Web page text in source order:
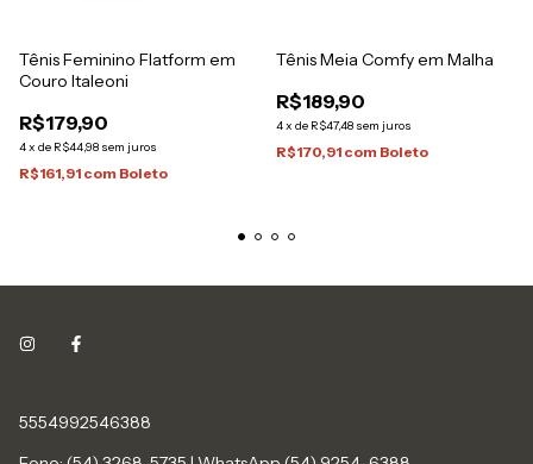
Tênis Feminino Flatform em
Couro Italeoni
R$179,90
4x de R$44,98 sem juros
R$161,91 com Boleto
Tênis Meia Comfy em Malha
R$189,90
4x de R$47,48 sem juros
R$170,91 com Boleto
5554992546388